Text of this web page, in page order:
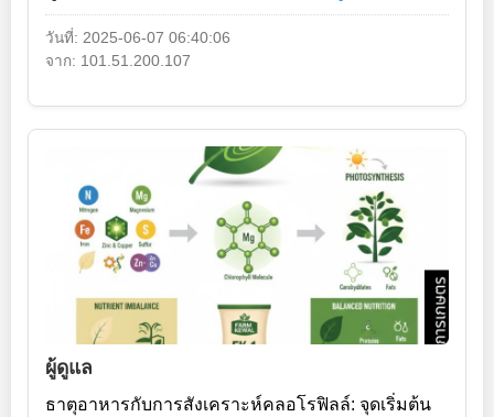
วันที่: 2025-06-07 06:40:06
จาก: 101.51.200.107
ผู้ดูแล
ธาตุอาหารกับการสังเคราะห์คลอโรฟิลล์: จุดเริ่มต้น